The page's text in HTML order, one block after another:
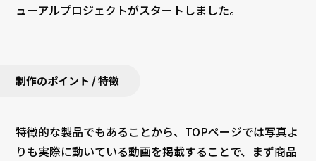
ューアルプロジェクトがスタートしました。
制作のポイント / 特徴
特徴的な製品でもあることから、TOPページでは写真よ
りも実際に動いている動画を掲載することで、まず商品